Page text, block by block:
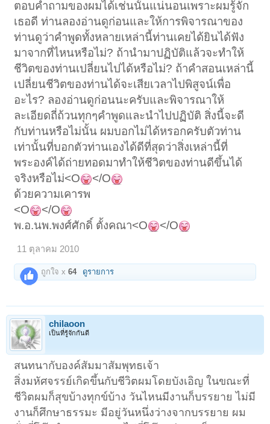
ตอบคำถามของผมได้เช่นนั้นแน่นอนเพราะผมรู้จัก
เธอดี ท่านลองอ่านดูก่อนและให้การพิจารณาของ
ท่านดูว่าคำพูดทั้งหลายเหล่านี้ท่านเคยได้ยินได้ฟัง
มาจากที่ไหนหรือไม่? ถ้านำมาปฏิบัติแล้วจะทำให้
ชีวิตของท่านเปลี่ยนไปได้หรือไม่? ถ้าคำสอนเหล่านี้
เปลี่ยนชีวิตของท่านได้จะเสียเวลาไปพิสูจน์เพื่อ
อะไร? ลองอ่านดูก่อนนะครับและพิจารณาให้
ละเอียดถี่ถ้วนทุกๆคำพูดและนำไปปฏิบัติ สิ่งนี้จะดี
กับท่านหรือไม่นั้น ผมบอกไม่ได้หรอกครับตัวท่าน
เท่านั้นที่บอกตัวท่านเองได้ดีที่สุดว่าสิ่งเหล่านี้ที่
พระองค์ได้ถ่ายทอดมาทำให้ชีวิตของท่านดีขึ้นได้
จริงหรือไม่<O
</O
ด้วยความเคารพ
<O
</O
พ.อ.นพ.พงศ์ศักดิ์ ตั้งคณา<O
</O
11 ตุลาคม 2010
ถูกใจ x64 ดูรายการ
chilaoon
เป็นที่รู้จักกันดี
สนทนากับองค์สัมมาสัมพุทธเจ้า
สิ่งมหัศจรรย์เกิดขึ้นกับชีวิตผมโดยบังเอิญ ในขณะที่
ชีวิตผมก็สุขบ้างทุกข์บ้าง วันไหนมีงานก็บรรยาย ไม่มี
งานก็ศึกษาธรรมะ มีอยู่วันหนึ่งว่างจากบรรยาย ผม